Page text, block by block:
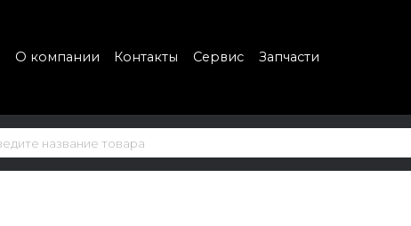
О компании Контакты Сервис Запчасти